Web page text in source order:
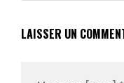
LAISSER UN